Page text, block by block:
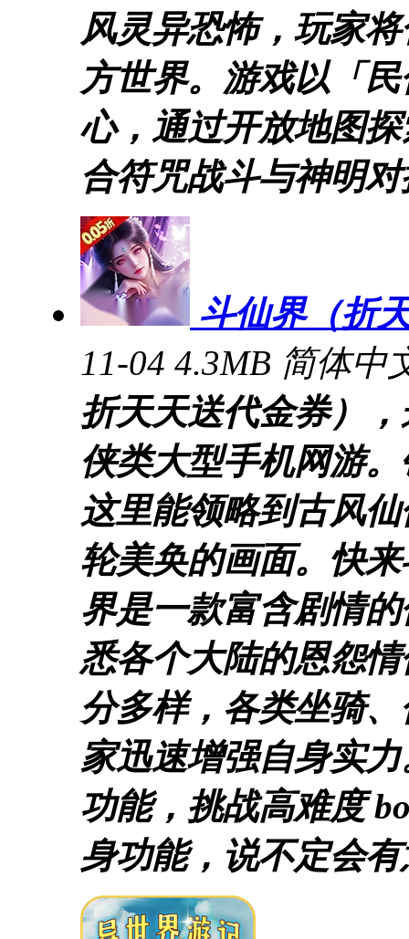
风灵异恐怖，玩家
方世界。游戏以「
心，通过开放地图
合符咒战斗与神明
斗仙界（折
11-04 4.3MB 简体中
折天天送代金券）
侠类大型手机网游
这里能领略到古风
轮美奂的画面。快
界是一款富含剧情
悉各个大陆的恩怨
分多样，各类坐骑
家迅速增强自身实
功能，挑战高难度
身功能，说不定会